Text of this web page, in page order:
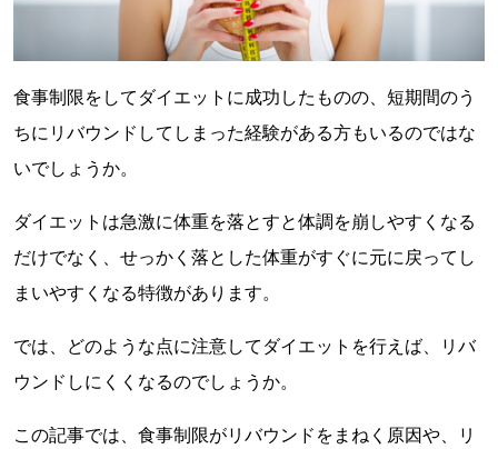
食事制限をしてダイエットに成功したものの、短期間のう
ちにリバウンドしてしまった経験がある方もいるのではな
いでしょうか。
ダイエットは急激に体重を落とすと体調を崩しやすくなる
だけでなく、せっかく落とした体重がすぐに元に戻ってし
まいやすくなる特徴があります。
では、どのような点に注意してダイエットを行えば、リバ
ウンドしにくくなるのでしょうか。
この記事では、食事制限がリバウンドをまねく原因や、リ